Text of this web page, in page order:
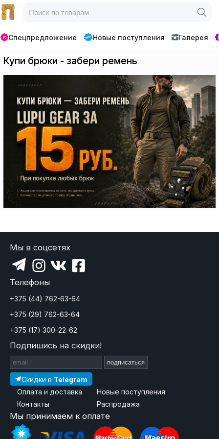
Спецпредложение Новые поступления Галерея
Купи брюки - забери ремень
Мы в соцсетях
Телефоны
+375 (44) 762-63-64
+375 (29) 762-63-64
+375 (17) 300-22-62
Подпишись на скидки!
подписаться
Скидки в Telegram
Оплата и доставка
Контакты
Новые поступления
Распродажа
Мы принимаем к оплате